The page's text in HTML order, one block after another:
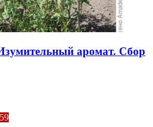
аромат. Сбор